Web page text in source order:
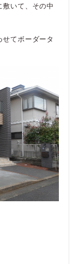
いて、その中
てボーダータ